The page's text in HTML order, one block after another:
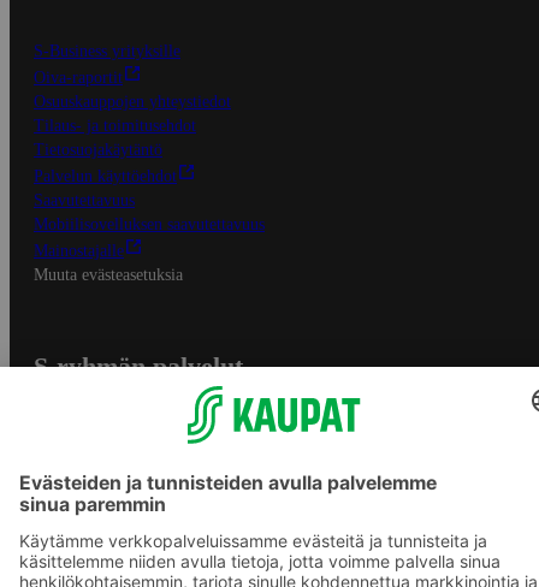
S-Business yrityksille
Oiva-raportit
Osuuskauppojen yhteystiedot
Tilaus- ja toimitusehdot
Tietosuojakäytäntö
Palvelun käyttöehdot
Saavutettavuus
Mobiilisovelluksen saavutettavuus
Mainostajalle
Muuta evästeasetuksia
S-ryhmän palvelut
Yhteishyvä Ruoka -sovellus
S-ostoslista -sovellus
Prisma.fi
Sokos.fi